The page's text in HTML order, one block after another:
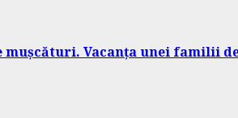
mușcături. Vacanța unei familii